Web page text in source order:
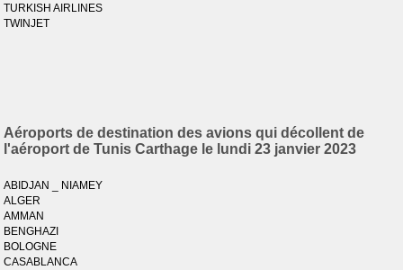
TURKISH AIRLINES
TWINJET
Aéroports de destination des avions qui décollent de
l'aéroport de Tunis Carthage le lundi 23 janvier 2023
ABIDJAN _ NIAMEY
ALGER
AMMAN
BENGHAZI
BOLOGNE
CASABLANCA